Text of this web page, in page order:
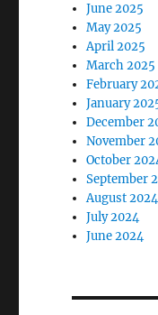
June 2025
May 2025
April 2025
March 2025
February
January
December
November
October
September
August 2024
July 2024
June 2024